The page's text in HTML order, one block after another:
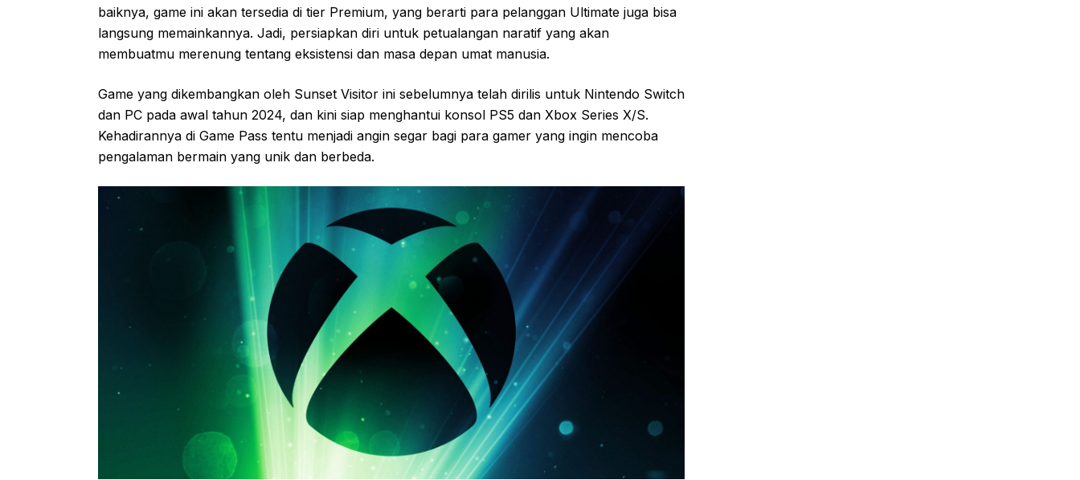
baiknya, game ini akan tersedia di tier Premium, yang berarti para pelanggan Ultimate juga bisa
langsung memainkannya. Jadi, persiapkan diri untuk petualangan naratif yang akan
membuatmu merenung tentang eksistensi dan masa depan umat manusia.
Game yang dikembangkan oleh Sunset Visitor ini sebelumnya telah dirilis untuk Nintendo Switch
dan PC pada awal tahun 2024, dan kini siap menghantui konsol PS5 dan Xbox Series X/S.
Kehadirannya di Game Pass tentu menjadi angin segar bagi para gamer yang ingin mencoba
pengalaman bermain yang unik dan berbeda.